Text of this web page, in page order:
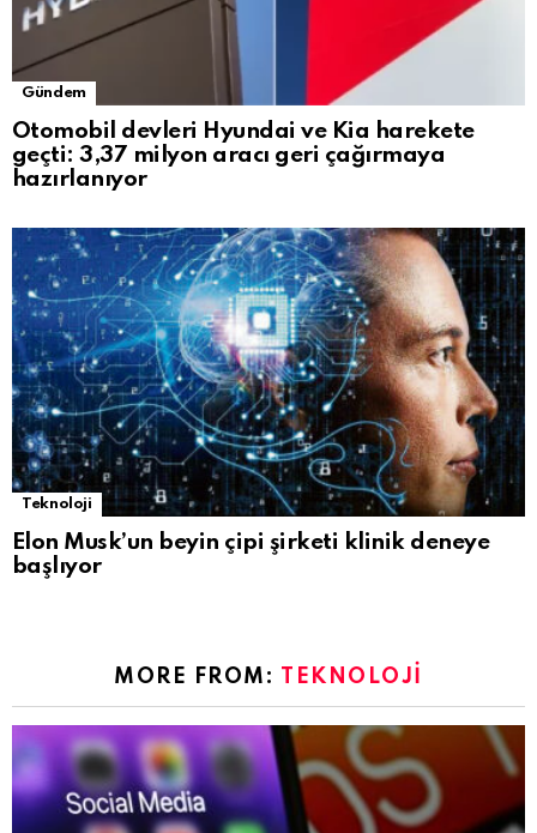
Gündem
Otomobil devleri Hyundai ve Kia harekete
geçti: 3,37 milyon aracı geri çağırmaya
hazırlanıyor
Teknoloji
Elon Musk’un beyin çipi şirketi klinik deneye
başlıyor
MORE FROM: TEKNOLOJI